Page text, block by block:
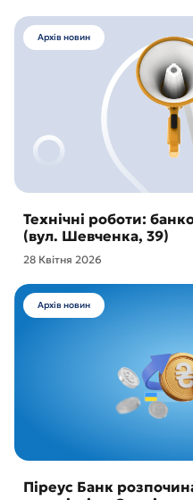
Архів новин
Технічні роботи:
(вул. Шевченка, 39)
28 Квітня 2026
Архів новин
Піреус Банк